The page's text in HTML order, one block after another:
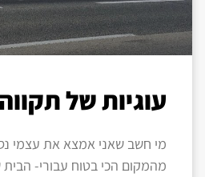
עוגיות של תקווה
מי חשב שאני אמצא את עצמי
מהמקום הכי בטוח עבורי-